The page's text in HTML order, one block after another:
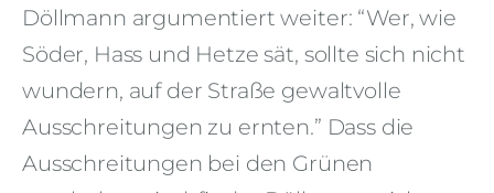
Döllmann argumentiert weiter: “Wer, wie
Söder, Hass und Hetze sät, sollte sich nicht
wundern, auf der Straße gewaltvolle
Ausschreitungen zu ernten.” Dass die
Ausschreitungen bei den Grünen